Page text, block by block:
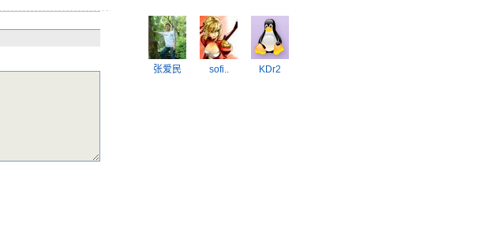
张爱民 sofi.. KDr2